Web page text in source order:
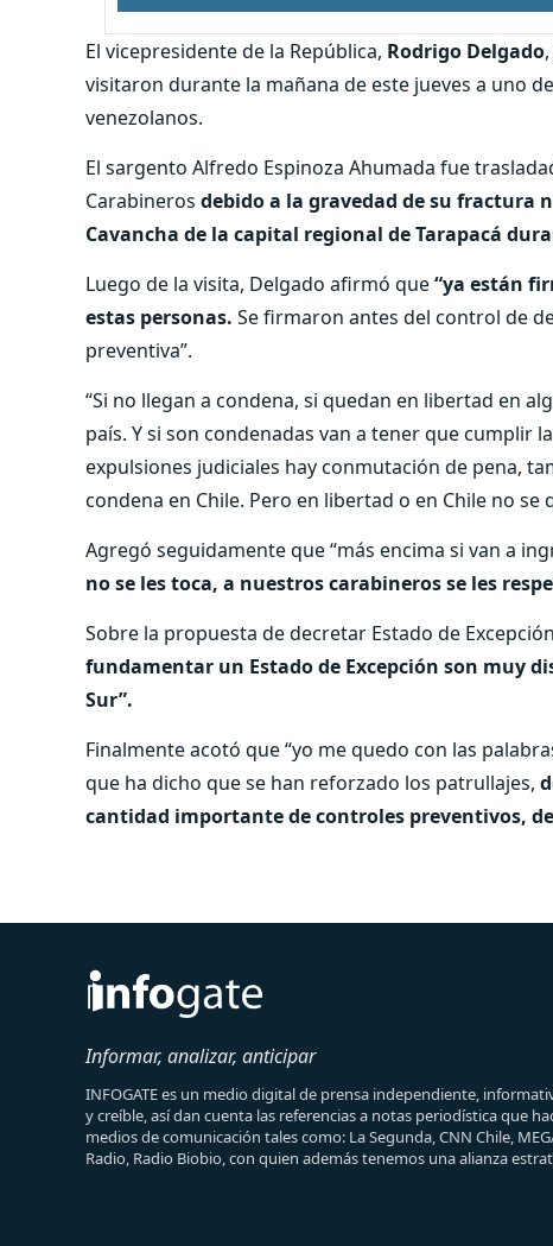
El vicepresidente de la República, Rodrigo Delgado
visitaron durante la mañana de este jueves a uno
venezolanos.
El sargento Alfredo Espinoza Ahumada fue
Carabineros debido a la gravedad de su fractura
Cavancha de la capital regional de Tarapacá
Luego de la visita, Delgado afirmó que“ya están
estas personas. Se firmaron antes del control de
preventiva”.
“Si no llegan a condena, si quedan en libertad en
país. Y si son condenadas van a tener que cumplir
expulsiones judiciales hay conmutación de pena,
condena en Chile. Pero en libertad o en Chile no se
Agregó seguidamente que “más encima si van a
no se les toca, a nuestros carabineros se les
Sobre la propuesta de decretar Estado de
fundamentar un Estado de Excepción son muy
Sur”.
Finalmente acotó que “yo me quedo con las
que ha dicho que se han reforzado los patrullajes,
cantidad importante de controles preventivos,
Informar, analizar, anticipar
INFOGATE es un medio digital de prensa independiente,
y creíble, así dan cuenta las referencias a notas periodística que
medios de comunicación tales como: La Segunda, CNN Chile,
Radio, Radio Biobio, con quien además tenemos una alianza